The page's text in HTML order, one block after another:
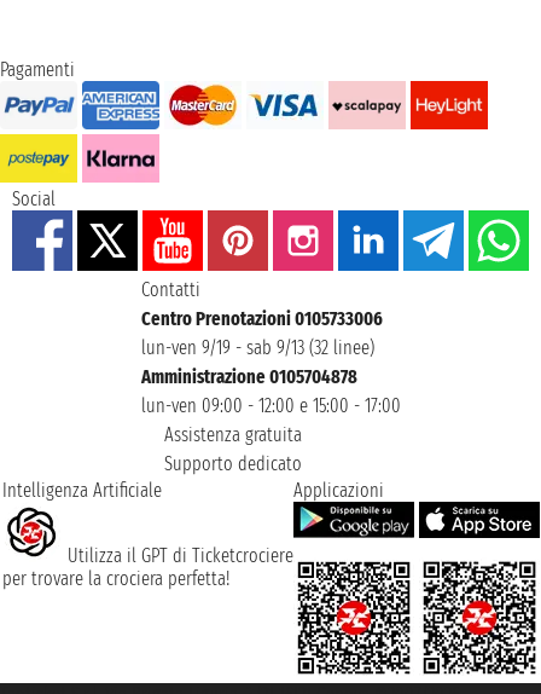
Pagamenti
Social
Contatti
Centro Prenotazioni 0105733006
lun-ven 9/19 - sab 9/13 (32 linee)
Amministrazione 0105704878
lun-ven 09:00 - 12:00 e 15:00 - 17:00
Assistenza gratuita
Supporto dedicato
Intelligenza Artificiale
Utilizza il GPT di Ticketcrociere
per trovare la crociera perfetta!
Applicazioni